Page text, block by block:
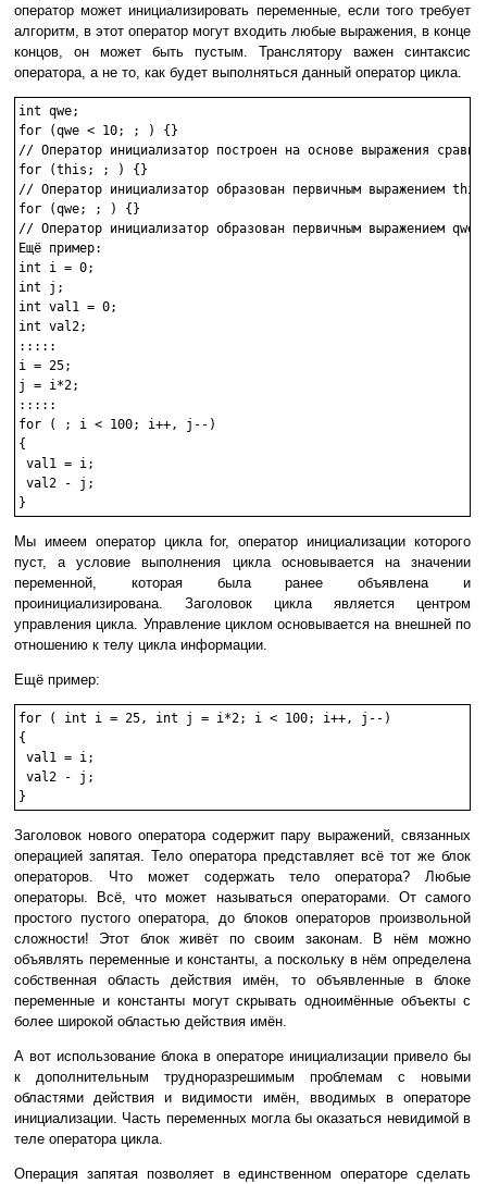
оператор может инициализировать переменные, если того требует
алгоритм, в этот оператор могут входить любые выражения, в конце
концов, он может быть пустым. Транслятору важен синтаксис
оператора, а не то, как будет выполняться данный оператор цикла.
int qwe;
for (qwe < 10; ; ) {}
// Оператор инициализатор построен на основе выражения
for (this; ; ) {}
// Оператор инициализатор образован первичным выражением
for (qwe; ; ) {}
// Оператор инициализатор образован первичным выражением qwe.
Ещё пример:
int i = 0;
int j;
int val1 = 0;
int val2;
:::::
i = 25;
j = i*2;
:::::
for ( ; i < 100; i++, j--)
{
val1 = i;
val2 - j;
Мы имеем оператор цикла for, оператор инициализации которого
пуст, а условие выполнения цикла основывается на значении
переменной, которая была ранее объявлена и
проинициализирована. Заголовок цикла является центром
управления цикла. Управление циклом основывается на внешней по
отношению к телу цикла информации.
Ещё пример:
for ( int i = 25, int j = i*2; i < 100; i++, j--)
{
val1 = i;
val2 - j;
Заголовок нового оператора содержит пару выражений, связанных
операцией запятая. Тело оператора представляет всё тот же блок
операторов. Что может содержать тело оператора? Любые
операторы. Всё, что может называться операторами. От самого
простого пустого оператора, до блоков операторов произвольной
сложности! Этот блок живёт по своим законам. В нём можно
объявлять переменные и константы, а поскольку в нём определена
собственная область действия имён, то объявленные в блоке
переменные и константы могут скрывать одноимённые объекты с
более широкой областью действия имён.
А вот использование блока в операторе инициализации привело бы
к дополнительным трудноразрешимым проблемам с новыми
областями действия и видимости имён, вводимых в операторе
инициализации. Часть переменных могла бы оказаться невидимой в
теле оператора цикла.
Операция запятая позволяет в единственном операторе сделать